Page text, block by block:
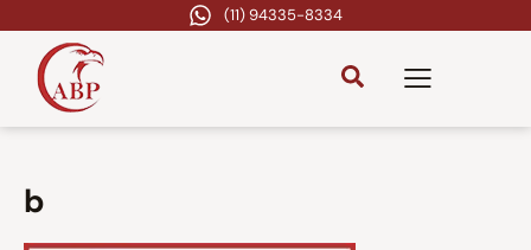
(11) 94335-8334
b